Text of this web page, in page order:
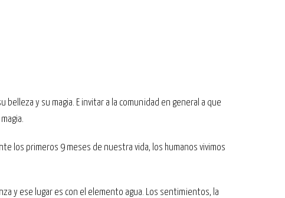
y su magia. E invitar a la comunidad en general a que
los primeros 9 meses de nuestra vida, los humanos vivimos
y ese lugar es con el elemento agua. Los sentimientos, la